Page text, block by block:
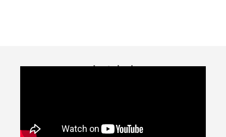
Instalasi